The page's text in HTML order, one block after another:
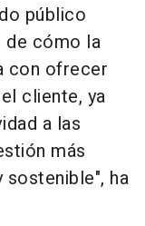
público
de cómo la
con ofrecer
cliente, ya
a las
más
sostenible", ha